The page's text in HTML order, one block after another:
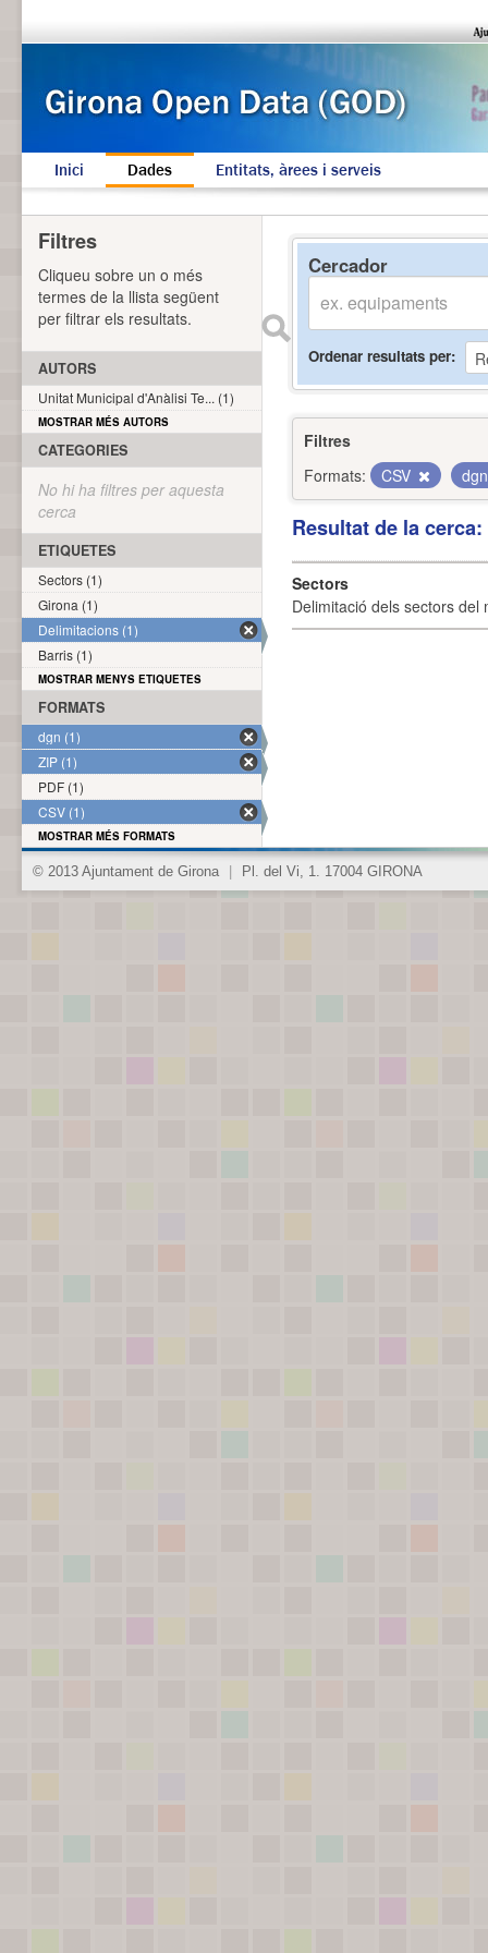
Inici Dades Entitats, àrees i serveis
Cercador
Ordenar resultats per
Filtres
Formats:
CSV
Resultat de la
Sectors
Delimitació dels sectors del
Filtres
Cliqueu sobre un o més
termes de la llista següent
per filtrar els resultats.
AUTORS
Unitat Municipal d'Anàlisi Te... (1)
MOSTRAR MÉS AUTORS
CATEGORIES
No hi ha filtres per aquesta
cerca
ETIQUETES
Sectors (1)
Girona (1)
Delimitacions (1)
Barris (1)
MOSTRAR MENYS ETIQUETES
FORMATS
dgn (1)
ZIP (1)
PDF (1)
CSV (1)
MOSTRAR MÉS FORMATS
© 2013 Ajuntament de Girona Pl. del Vi, 1. 17004 GIRONA